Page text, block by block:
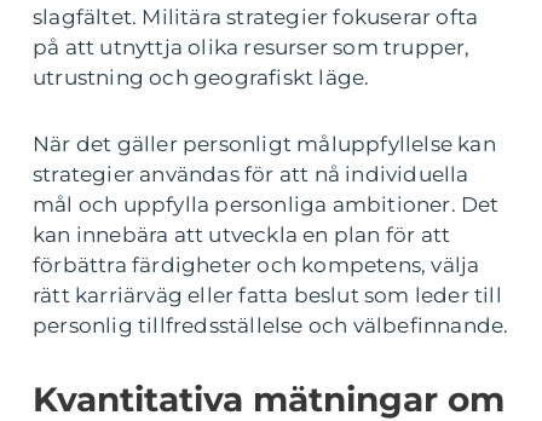
slagfältet. Militära strategier fokuserar ofta
på att utnyttja olika resurser som trupper,
utrustning och geografiskt läge.
När det gäller personligt måluppfyllelse kan
strategier användas för att nå individuella
mål och uppfylla personliga ambitioner. Det
kan innebära att utveckla en plan för att
förbättra färdigheter och kompetens, välja
rätt karriärväg eller fatta beslut som leder till
personlig tillfredsställelse och välbefinnande.
Kvantitativa mätningar om